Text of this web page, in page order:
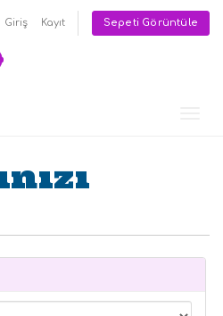
Giriş Kayıt Sepeti Görüntüle